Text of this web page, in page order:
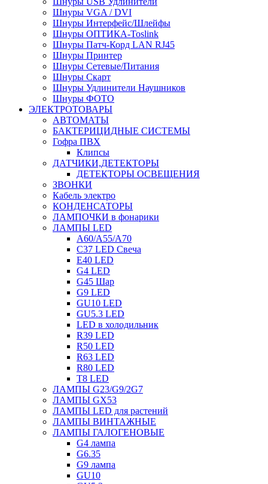
Шнуры VGA / DVI
Шнуры Интерфейс/Шлейфы
Шнуры ОПТИКА-Toslink
Шнуры Патч-Корд LAN RJ45
Шнуры Принтер
Шнуры Сетевые/Питания
Шнуры Скарт
Шнуры Удлинители Наушников
Шнуры ФОТО
ЭЛЕКТРОТОВАРЫ
АВТОМАТЫ
БАКТЕРИЦИДНЫЕ СИСТЕМЫ
Гофра ПВХ
Клипсы
ДАТЧИКИ,ДЕТЕКТОРЫ
ДЕТЕКТОРЫ ОСВЕЩЕНИЯ
ЗВОНКИ
Кабель электро
КОНДЕНСАТОРЫ
ЛАМПОЧКИ в фонарики
ЛАМПЫ LED
A60/A55/A70
C37 LED Свеча
E40 LED
G4 LED
G45 Шар
G9 LED
GU10 LED
GU5.3 LED
LED в холодильник
R39 LED
R50 LED
R63 LED
R80 LED
T8 LED
ЛАМПЫ G23/G9/2G7
ЛАМПЫ GX53
ЛАМПЫ LED для растений
ЛАМПЫ ВИНТАЖНЫЕ
ЛАМПЫ ГАЛОГЕНОВЫЕ
G4 лампа
G6.35
G9 лампа
GU10